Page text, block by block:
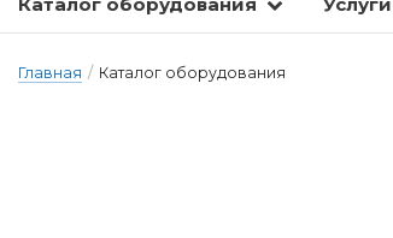
Главная / Каталог оборудования